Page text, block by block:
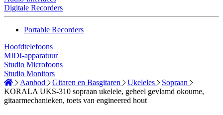
Digitale Recorders
Portable Recorders
Hoofdtelefoons
MIDI-apparatuur
Studio Microfoons
Studio Monitors
Aanbod
Gitaren en Basgitaren Ukeleles
Sopraan
KORALA UKS-310 sopraan ukelele, geheel gevlamd okoume,
gitaarmechanieken, toets van engineered hout